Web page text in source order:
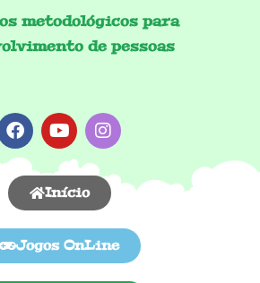
metodológicos para
de pessoas
Início
Jogos OnLine